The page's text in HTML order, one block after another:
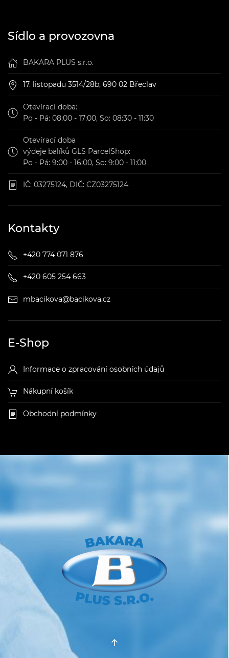
Sídlo a provozovna
BAKARA PLUS s.r.o.
17. listopadu 3514/28b, 690 02 Břeclav
Otevírací doba:
Po - Pá: 08:00 - 17:00, So: 08:30 - 11:30
Otevírací doba
výdeje balíků GLS ParcelShop:
Po - Pá: 9:00 - 16:00, So: 9:00 - 11:00
IČ: 03275124, DIČ: CZ03275124
Kontakty
+420 774 071 876
+420 605 254 663
mbacikova@bacikova.cz
E-Shop
Informace o zpracování osobních údajů
Nákupní košík
Obchodní podmínky